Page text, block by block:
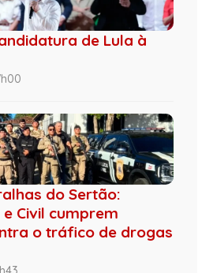
de Lula à
do Sertão:
Civil cumprem
o tráfico de drogas